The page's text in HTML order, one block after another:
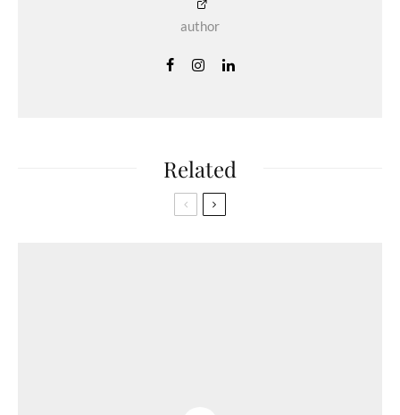
author
Related